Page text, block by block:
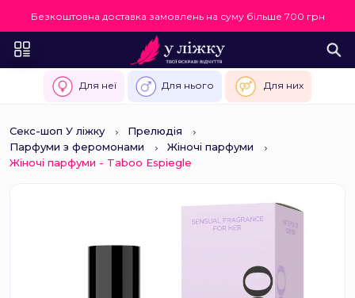
Безкоштовна доставка замовлень на суму більше 700 грн
Для неї Для нього Для них
Секс-шоп У ліжку
Прелюдія
Парфуми з феромонами
Жіночі парфуми
Жіночі парфуми - Taboo Espiegle